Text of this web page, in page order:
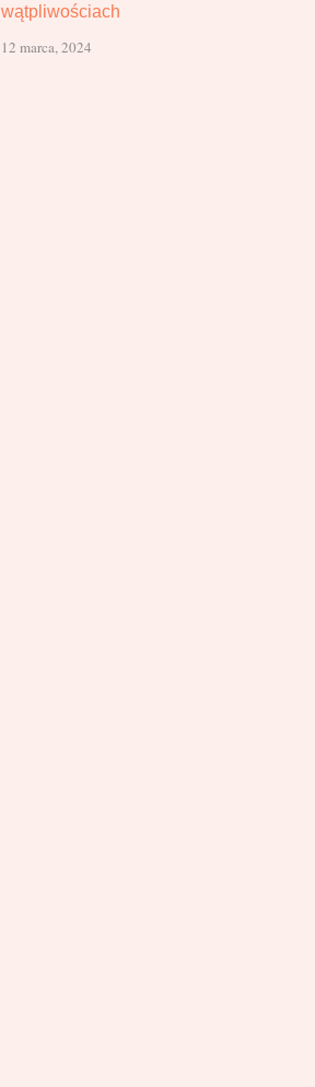
wątpliwościach
12 marca, 2024